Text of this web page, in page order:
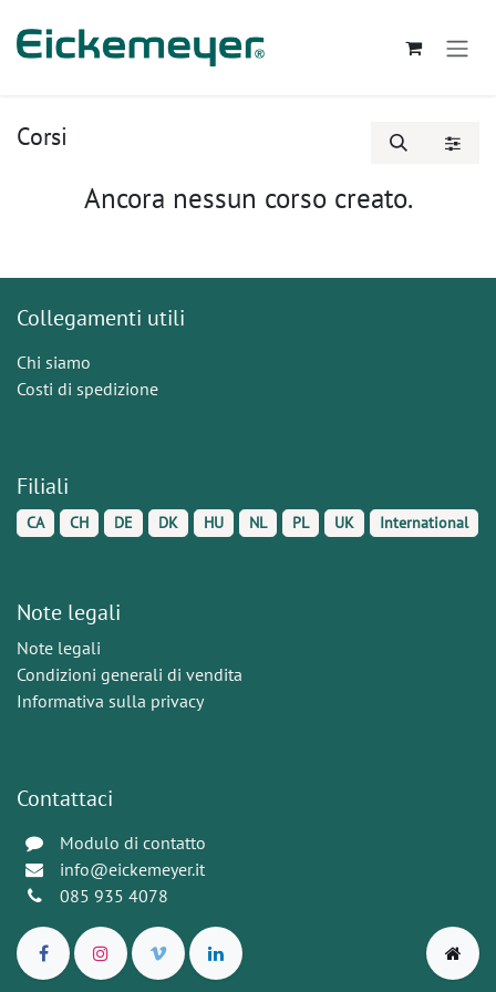
Corsi
Ancora nessun corso creato.
Collegamenti utili
Chi siamo
Costi di spedizione
Filiali
CA CH DE DK HU NL PL UK International
Note legali
Note legali
Condizioni generali di vendita
Informativa sulla privacy
Contattaci
Modulo di contatto
info@eickemeyer.it
085 935 4078